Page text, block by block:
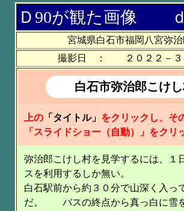
Ｄ90が観た画像 ｄ
宮城県白石市福岡八宮弥
撮影日 ： ２０２２－３
白石市弥治郎こけ
上の 「タイトル」 をクリックし、そ
「スライドショー（自動）」をクリ
弥治郎こけし村を見学するには、１
スを利用するしか無い。
白石駅前から約３０分で山深く入っ
だ。 バスの終点から真っ白に雪